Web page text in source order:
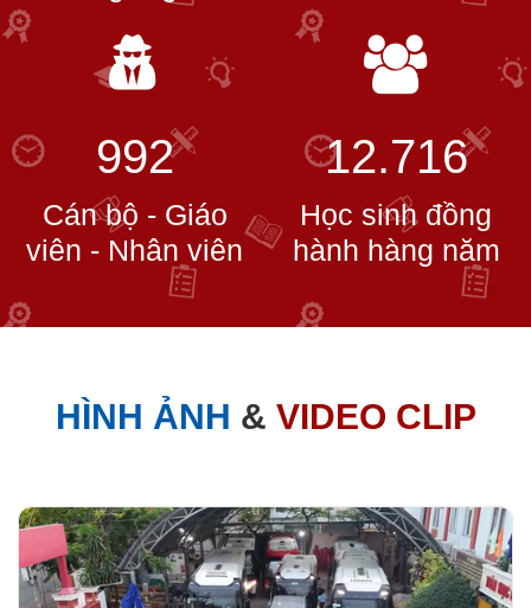
992
Cán bộ - Giáo
viên - Nhân viên
12.716
Học sinh đồng
hành hàng năm
HÌNH ẢNH & VIDEO CLIP